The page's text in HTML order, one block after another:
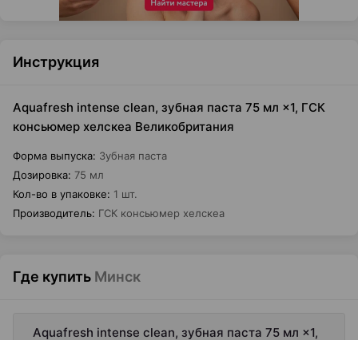
Инструкция
Aquafresh intense clean, зубная паста 75 мл ×1, ГСК
консьюмер хелскеа Великобритания
Форма выпуска: Зубная паста
Дозировка: 75 мл
Кол-во в упаковке: 1 шт.
Производитель: ГСК консьюмер хелскеа
Где купить Минск
Aquafresh intense clean, зубная паста 75 мл ×1,